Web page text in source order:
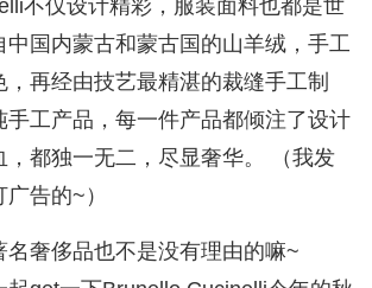
不仅设计精彩，服装面料也都是世
中国内蒙古和蒙古国的山羊绒，手工
再经由技艺最精湛的裁缝手工制
手工产品，每一件产品都倾注了设计
，都独一无二，尽显奢华。 （我发
告的~）
名奢侈品也不是没有理由的嘛~